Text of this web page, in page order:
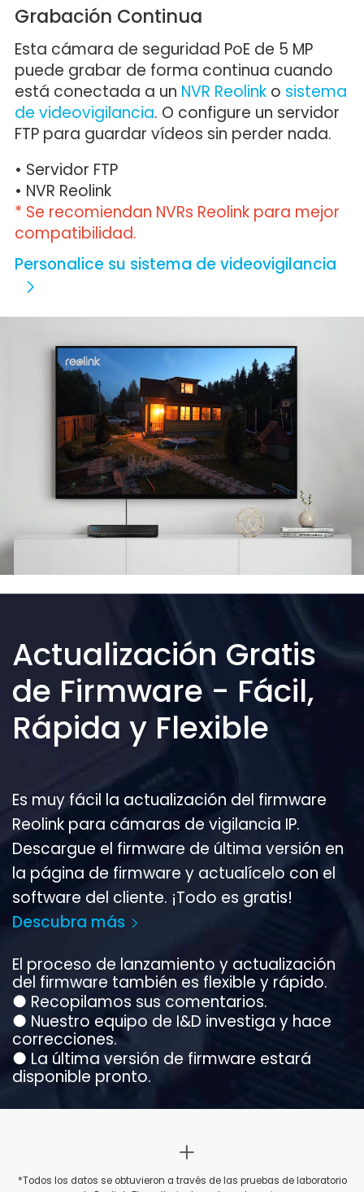
Grabación Continua
Esta cámara de seguridad PoE de 5 MP
puede grabar de forma continua cuando
está conectada a un NVR Reolinko sistema
de videovigilancia. O configure un servidor
FTP para guardar vídeos sin perder nada.
• Servidor FTP
• NVR Reolink
* Se recomiendan NVRs Reolink para mejor
compatibilidad.
Personalice su sistema de videovigilancia
Actualización Gratis
de Firmware - Fácil,
Rápida y Flexible
Es muy fácil la actualización del firmware
Reolink para cámaras de vigilancia IP.
Descargue el firmware de última versión en
la página de firmware y actualícelo con el
software del cliente. ¡Todo es gratis!
Descubra más
El proceso de lanzamiento y actualización
del firmware también es flexible y rápido.
● Recopilamos sus comentarios.
● Nuestro equipo de I&D investiga y hace
correcciones.
● La última versión de firmware estará
disponible pronto.
*Todos los datos se obtuvieron a través de las pruebas de laboratorio